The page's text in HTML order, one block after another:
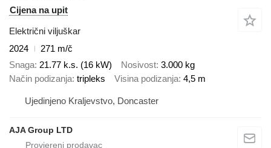
Cijena na upit
Električni viljuškar
2024
271 m/č
Snaga 21.77 k.s. (16 kW) Nosivost 3.000 kg
Način podizanja tripleks Visina podizanja 4,5 m
Ujedinjeno Kraljevstvo, Doncaster
AJA Group LTD